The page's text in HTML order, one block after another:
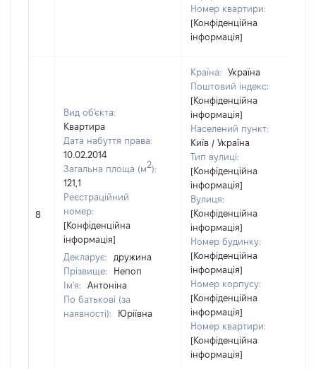
Номер квартири:
[Конфіденційна
інформація]
8
Вид об'єкта:
Квартира
Дата набуття права:
10.02.2014
Загальна площа (м2):
121,1
Реєстраційний
номер:
[Конфіденційна
інформація]
Декларує:
дружина
Прізвище:
Непоп
Ім'я:
Антоніна
По батькові (за
наявності):
Юріївна
Країна:
Україна
Поштовий індекс:
[Конфіденційна
інформація]
Населений пункт:
Київ / Україна
Тип вулиці:
[Конфіденційна
інформація]
Вулиця:
[Конфіденційна
інформація]
Номер будинку:
[Конфіденційна
інформація]
Номер корпусу:
[Конфіденційна
інформація]
Номер квартири:
[Конфіденційна
інформація]